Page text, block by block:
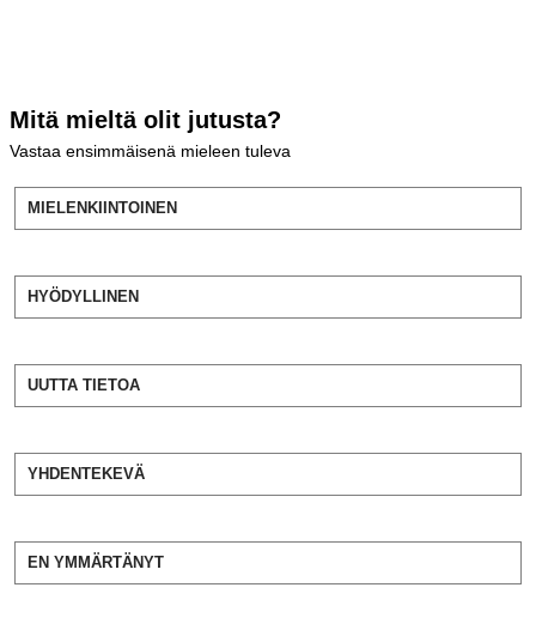
Mitä mieltä olit jutusta?
Vastaa ensimmäisenä mieleen tuleva
MIELENKIINTOINEN
HYÖDYLLINEN
UUTTA TIETOA
YHDENTEKEVÄ
EN YMMÄRTÄNYT